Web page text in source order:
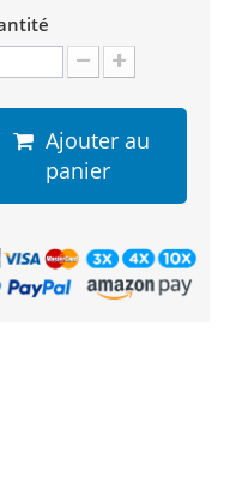
Ajouter au
panier